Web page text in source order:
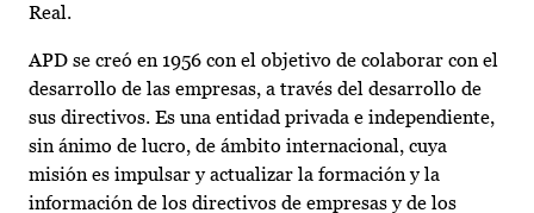
Real.
APD se creó en 1956 con el objetivo de colaborar con el
desarrollo de las empresas, a través del desarrollo de
sus directivos. Es una entidad privada e independiente,
sin ánimo de lucro, de ámbito internacional, cuya
misión es impulsar y actualizar la formación y la
información de los directivos de empresas y de los